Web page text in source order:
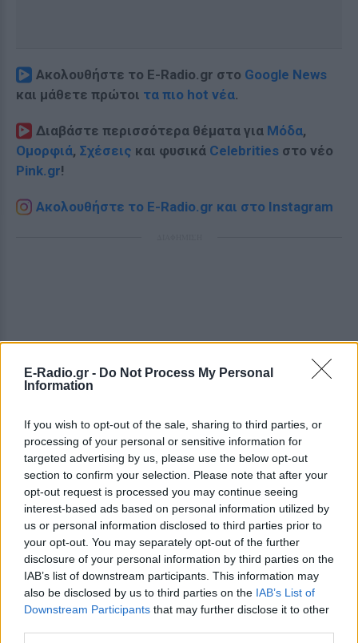
E-Radio.gr - Do Not Process My Personal
Information
If you wish to opt-out of the sale, sharing to third parties, or
processing of your personal or sensitive information for
targeted advertising by us, please use the below opt-out
section to confirm your selection. Please note that after your
opt-out request is processed you may continue seeing
interest-based ads based on personal information utilized by
us or personal information disclosed to third parties prior to
your opt-out. You may separately opt-out of the further
disclosure of your personal information by third parties on the
IAB’s list of downstream participants. This information may
also be disclosed by us to third parties on the IAB’s List of
Downstream Participants that may further disclose it to other
Ακολουθήστε το E-Radio.gr στο Google News
και μάθετε πρώτοι τα πιο hot νέα.
Διαβάστε περισσότερα θέματα για Μόδα,
Ομορφιά, Σχέσεις και φυσικά Celebrities στο νέο
Pink.gr!
Ακολουθήστε το E-Radio.gr και στο Instagram